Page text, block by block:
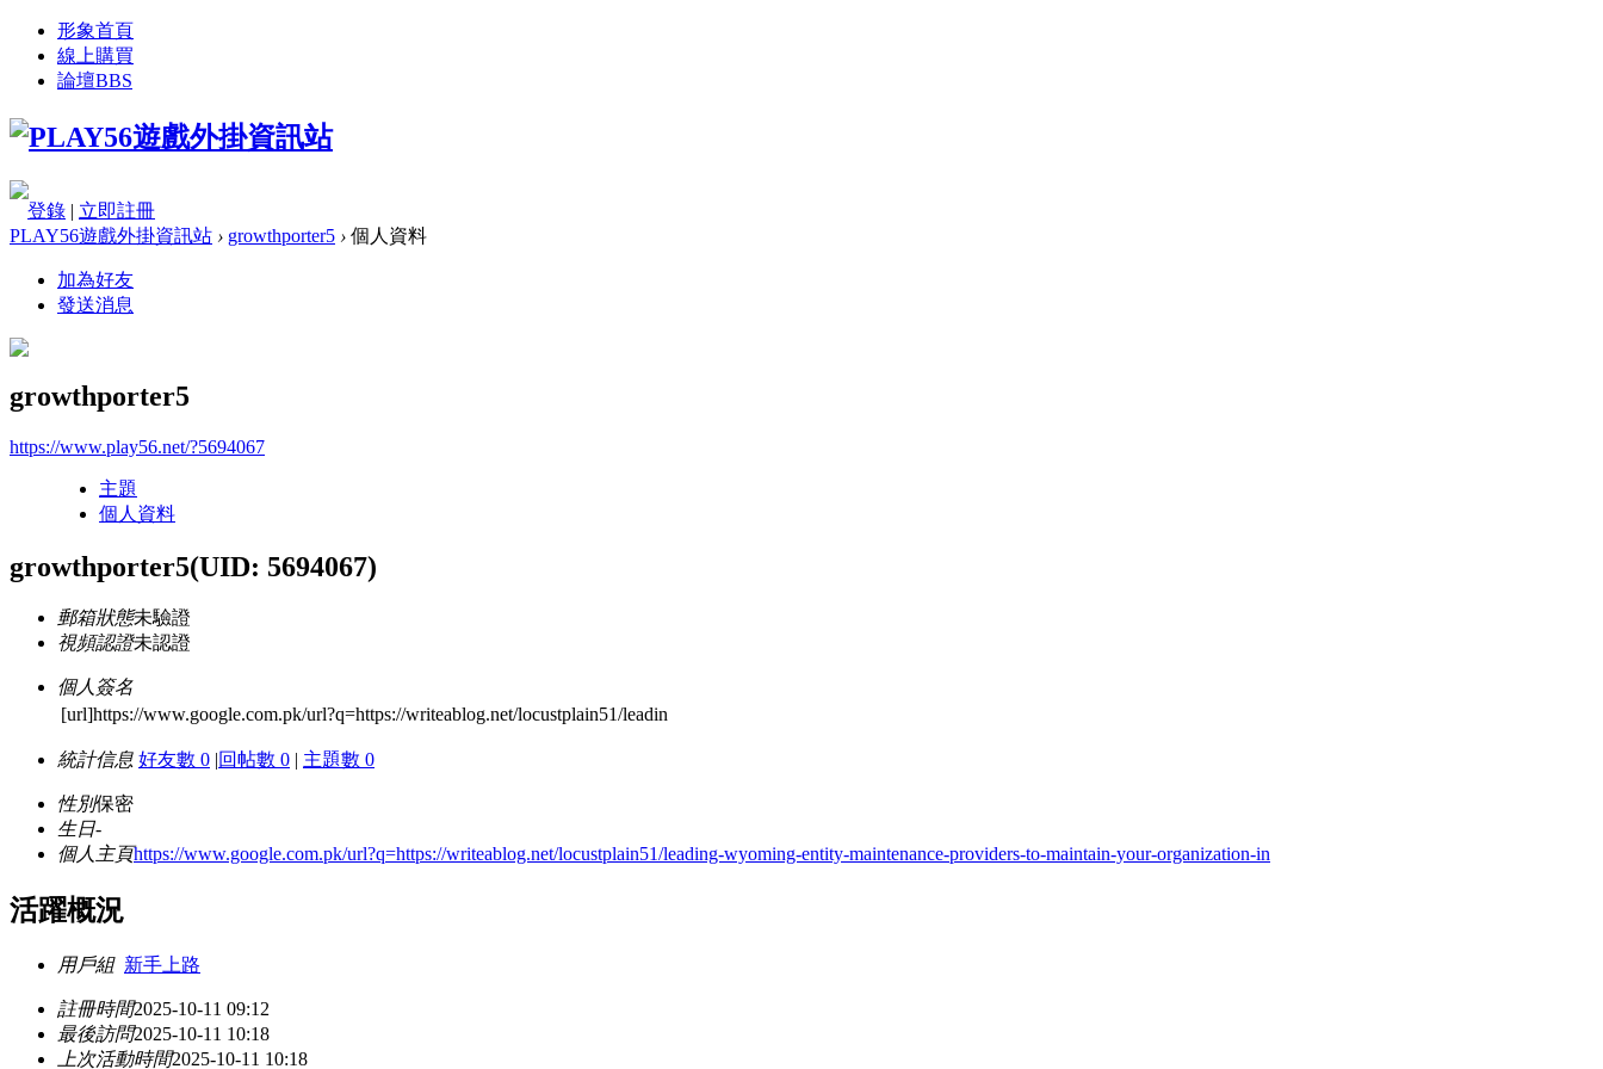
形象首頁
線上購買
論壇BBS
登錄 | 立即註冊
PLAY56遊戲外掛資訊站 › growthporter5 › 個人資料
加為好友
發送消息
growthporter5
https://www.play56.net/?5694067
主題
個人資料
growthporter5(UID: 5694067)
郵箱狀態未驗證
視頻認證未認證
個人簽名
[url]https://www.google.com.pk/url?q=https://writeablog.net/locustplain51/leadin
統計信息 好友數 0 |回帖數 0 | 主題數 0
性別保密
生日-
個人主頁https://www.google.com.pk/url?q=https://writeablog.net/locustplain51/leading-wyoming-entity-maintenance-providers-to-maintain-your-organization-in
活躍概況
用戶組 新手上路
註冊時間2025-10-11 09:12
最後訪問2025-10-11 10:18
上次活動時間2025-10-11 10:18